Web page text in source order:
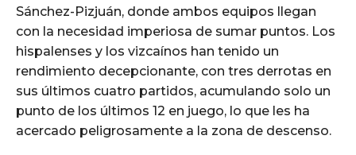
Sánchez-Pizjuán, donde ambos equipos llegan
con la necesidad imperiosa de sumar puntos. Los
hispalenses y los vizcaínos han tenido un
rendimiento decepcionante, con tres derrotas en
sus últimos cuatro partidos, acumulando solo un
punto de los últimos 12 en juego, lo que les ha
acercado peligrosamente a la zona de descenso.